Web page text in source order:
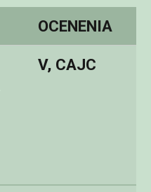
OCENENIA
V, CAJC